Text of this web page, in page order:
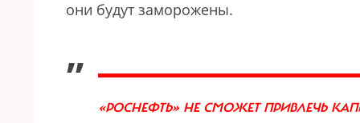
они будут заморожены.
„
«РОСНЕФТЬ»НЕ СМОЖЕТ ПРИВЛЕЧЬ